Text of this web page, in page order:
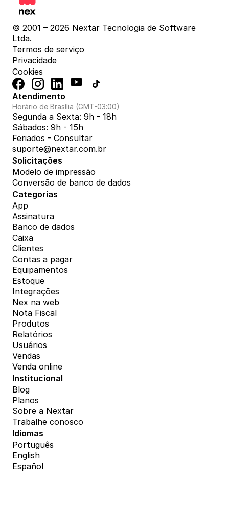
© 2001 – 2026 Nextar Tecnologia de Software
Ltda.
Termos de serviço
Privacidade
Cookies
Atendimento
Horário de Brasília (GMT-03:00)
Segunda a Sexta: 9h - 18h
Sábados: 9h - 15h
Feriados - Consultar
suporte@nextar.com.br
Solicitações
Modelo de impressão
Conversão de banco de dados
Categorias
App
Assinatura
Banco de dados
Caixa
Clientes
Contas a pagar
Equipamentos
Estoque
Integrações
Nex na web
Nota Fiscal
Produtos
Relatórios
Usuários
Vendas
Venda online
Institucional
Blog
Planos
Sobre a Nextar
Trabalhe conosco
Idiomas
Português
English
Español